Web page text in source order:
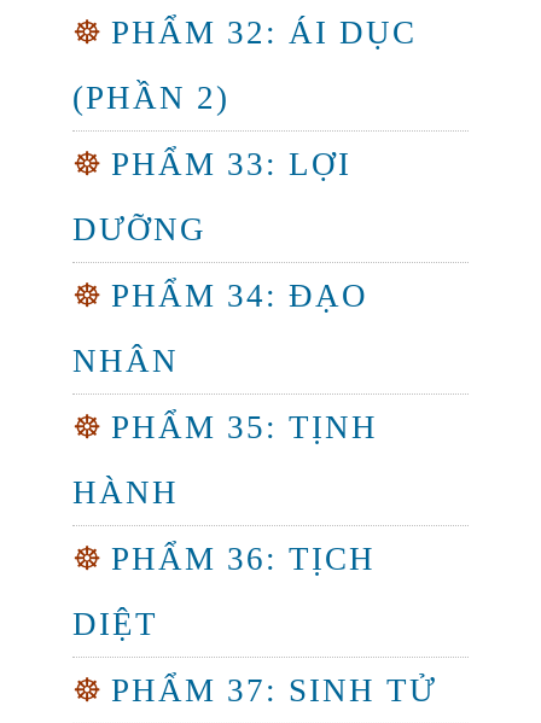
☸ PHẨM 32: ÁI DỤC
(PHẦN 2)
☸ PHẨM 33: LỢI
DƯỠNG
☸ PHẨM 34: ĐẠO
NHÂN
☸ PHẨM 35: TỊNH
HÀNH
☸ PHẨM 36: TỊCH
DIỆT
☸ PHẨM 37: SINH TỬ